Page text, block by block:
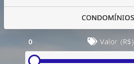
CONDOMÍNIOS
0 Valor (R$)